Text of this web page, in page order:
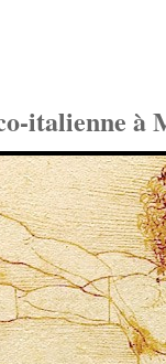
italienne à